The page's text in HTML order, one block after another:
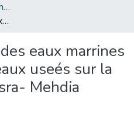
CEDoc en Sciences et Techniques et Sciences Médicales (CED - STSM)
Etude de l'impact des eaux marrines atlantique et les eaux useés sur la nappes de Manassra- Mehdia
eaux marrines
useés sur la
Mehdia